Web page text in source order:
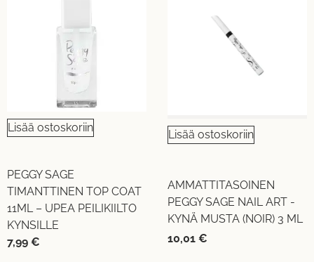
Lisää ostoskoriin
PEGGY SAGE
TIMANTTINEN TOP COAT
11ML – UPEA PEILIKIILTO
KYNSILLE
7,99 €
Lisää ostoskoriin
AMMATTITASOINEN
PEGGY SAGE NAIL ART -
KYNÄ MUSTA (NOIR) 3 ML
10,01 €